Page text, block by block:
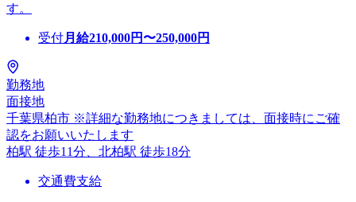
す。
受付月給210,000円〜250,000円
勤務地
面接地
千葉県柏市 ※詳細な勤務地につきましては、面接時にご確
認をお願いいたします
柏駅 徒歩11分、北柏駅 徒歩18分
交通費支給